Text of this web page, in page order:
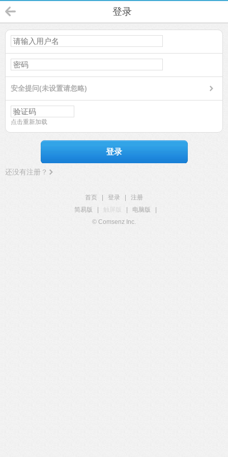
登录
安全提问(未设置请忽略)
点击重新加载
登录
还没有注册？
首页 登录
注册
简易版
触屏版 电脑版
© Comsenz Inc.